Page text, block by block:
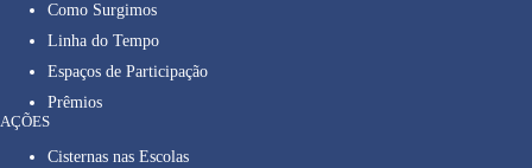
Como Surgimos
Linha do Tempo
Espaços de Participação
Prêmios
AÇÕES
Cisternas nas Escolas